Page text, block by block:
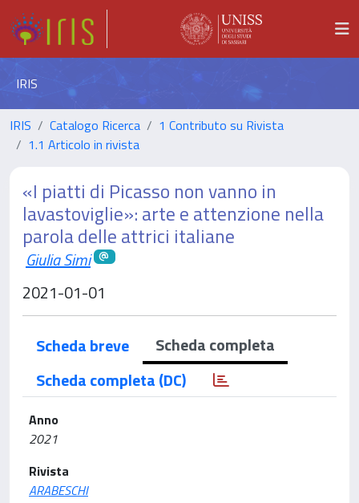
IRIS
IRIS Catalogo Ricerca
1 Contributo su Rivista
1.1 Articolo in rivista
«I piatti di Picasso non vanno in
lavastoviglie»: arte e attenzione nella
parola delle attrici italiane
Giulia Simi
2021-01-01
Scheda breve
Scheda completa
Scheda completa (DC)
Anno
2021
Rivista
ARABESCHI